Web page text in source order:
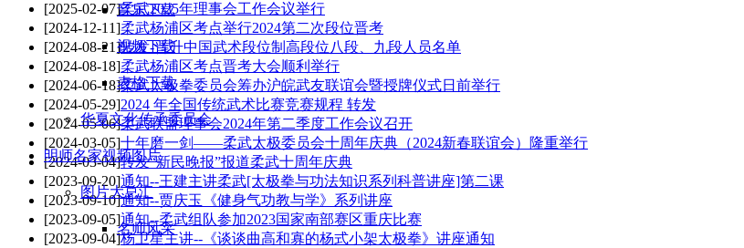
音乐下载
视频下载
表格下载
华夏文化传承委员会
明师名家视频图片
图片大总汇
名师风采
[2025-02-07]柔武2025年理事会工作会议举行
[2024-12-11]柔武杨浦区考点举行2024第二次段位晋考
[2024-08-21]转发-晋升中国武术段位制高段位八段、九段人员名单
[2024-08-18]柔武杨浦区考点晋考大会顺利举行
[2024-06-18]柔武太极拳委员会筹办沪皖武友联谊会暨授牌仪式日前举行
[2024-05-29]2024 年全国传统武术比赛竞赛规程 转发
[2024-05-06]柔武联盟理事会2024年第二季度工作会议召开
[2024-03-05]十年磨一剑——柔武太极委员会十周年庆典（2024新春联谊会）隆重举行
[2024-03-04]转发“新民晚报”报道柔武十周年庆典
[2023-09-20]通知--王建主讲柔武[太极拳与功法知识系列科普讲座]第二课
[2023-09-10]通知--贾庆玉《健身气功教与学》系列讲座
[2023-09-05]通知--柔武组队参加2023国家南部赛区重庆比赛
[2023-09-04]杨卫星主讲--《谈谈曲高和寡的杨式小架太极拳》讲座通知